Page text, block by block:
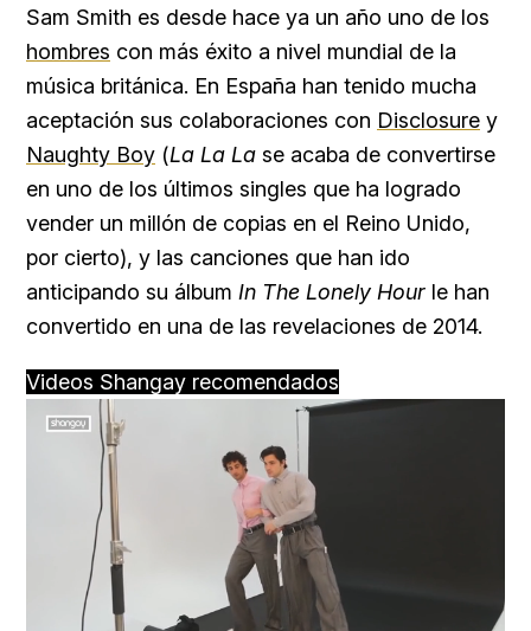
Sam Smith es desde hace ya un año uno de los
hombres con más éxito a nivel mundial de la
música británica. En España han tenido mucha
aceptación sus colaboraciones con Disclosure y
Naughty Boy (La La La se acaba de convertirse
en uno de los últimos singles que ha logrado
vender un millón de copias en el Reino Unido,
por cierto), y las canciones que han ido
anticipando su álbum In The Lonely Hour le han
convertido en una de las revelaciones de 2014.
Videos Shangay recomendados